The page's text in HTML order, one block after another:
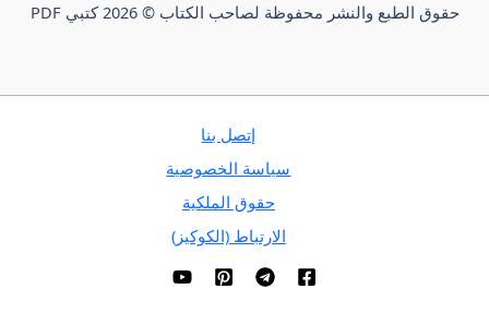
حقوق الطبع والنشر محفوظة لصاحب الكتاب © 2026 كتبي PDF
إتصل بنا
سياسة الخصوصية
حقوق الملكية
الارتباط (الكوكيز)